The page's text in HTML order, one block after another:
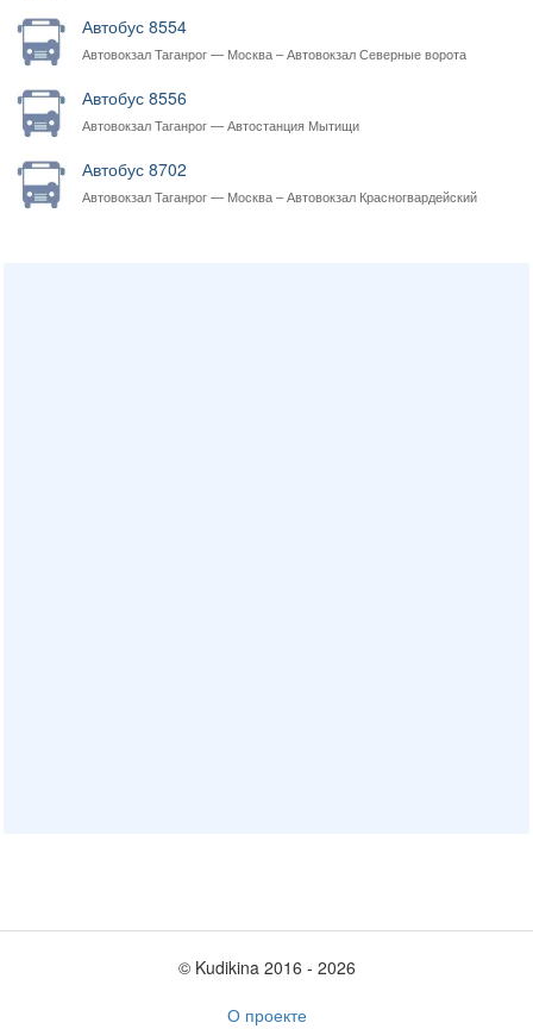
Автобус 8554
Автовокзал Таганрог — Москва – Автовокзал Северные ворота
Автобус 8556
Автовокзал Таганрог — Автостанция Мытищи
Автобус 8702
Автовокзал Таганрог — Москва – Автовокзал Красногвардейский
© Kudikina 2016 ‐ 2026
О проекте